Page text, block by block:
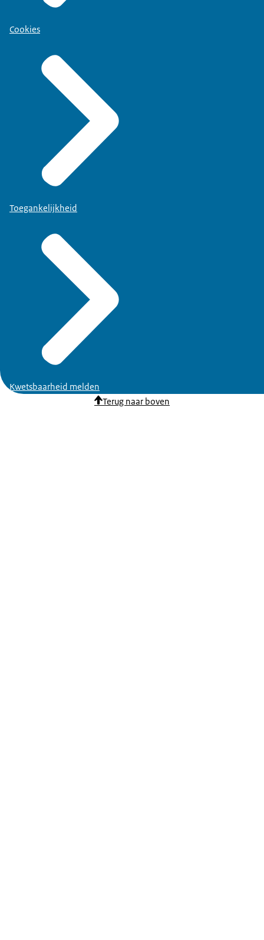
Cookies
Toegankelijkheid
Kwetsbaarheid melden
Terug naar boven